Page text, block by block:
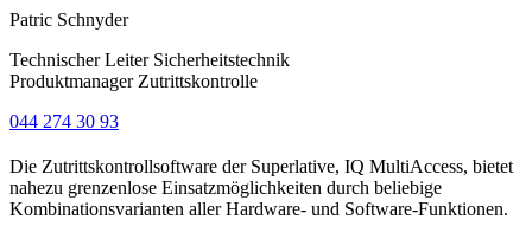
Patric Schnyder
Technischer Leiter Sicherheitstechnik
Produktmanager Zutrittskontrolle
044 274 30 93
Die Zutrittskontrollsoftware der Superlative, IQ MultiAccess, bietet
nahezu grenzenlose Einsatzmöglichkeiten durch beliebige
Kombinationsvarianten aller Hardware- und Software-Funktionen.